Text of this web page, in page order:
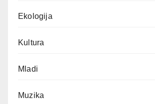
Ekologija
Kultura
Mladi
Muzika